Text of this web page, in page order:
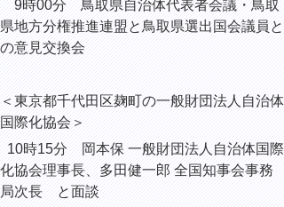
9時00分 鳥取県自治体代表者会議・鳥取
県地方分権推進連盟と鳥取県選出国会議員と
の意見交換会
＜東京都千代田区麹町の一般財団法人自治体
国際化協会＞
10時15分 岡本保 一般財団法人自治体国際
化協会理事長、多田健一郎 全国知事会事務
局次長 と面談